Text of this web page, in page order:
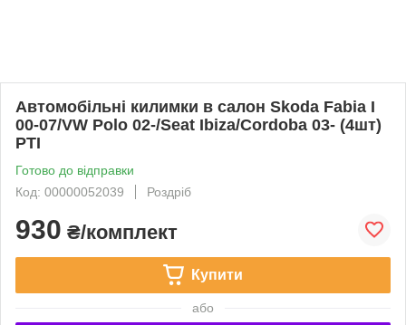
Автомобільні килимки в салон Skoda Fabia I
00-07/VW Polo 02-/Seat Ibiza/Cordoba 03- (4шт)
РТІ
Готово до відправки
Код: 00000052039
Роздріб
930 ₴/комплект
Купити
або